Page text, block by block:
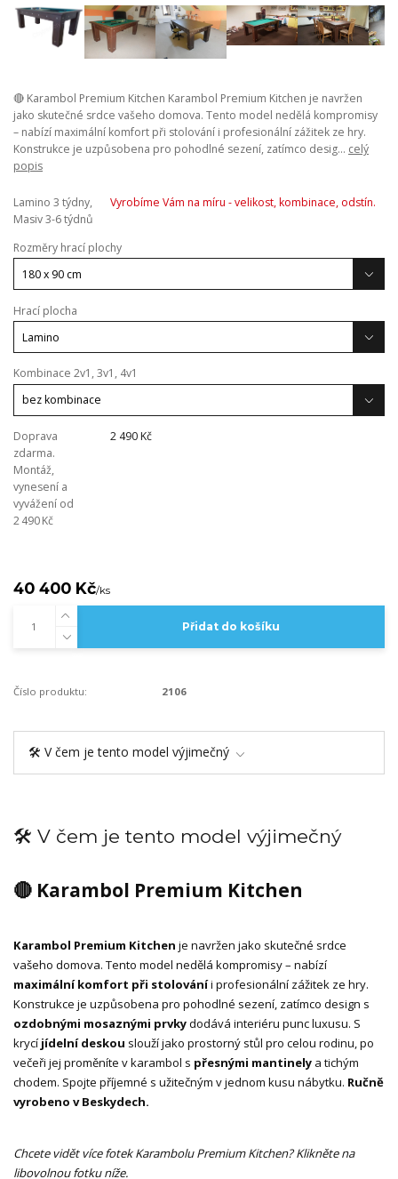
🔴 Karambol Premium Kitchen Karambol Premium Kitchen je navržen
jako skutečné srdce vašeho domova. Tento model nedělá kompromisy
– nabízí maximální komfort při stolování i profesionální zážitek ze hry.
Konstrukce je uzpůsobena pro pohodlné sezení, zatímco desig... celý
popis
Lamino 3 týdny,
Masiv 3-6 týdnů
Vyrobíme Vám na míru - velikost, kombinace, odstín.
Rozměry hrací plochy
Hrací plocha
Kombinace 2v1, 3v1, 4v1
Doprava
zdarma.
Montáž,
vynesení a
vyvážení od
2 490 Kč
2 490 Kč
40 400 Kč/ks
Přidat do košíku
Číslo produktu: 2106
🛠️ V čem je tento model výjimečný
🛠️ V čem je tento model výjimečný
🔴 Karambol Premium Kitchen
Karambol Premium Kitchen je navržen jako skutečné srdce
vašeho domova. Tento model nedělá kompromisy – nabízí
maximální komfort při stolováníi profesionální zážitek ze hry.
Konstrukce je uzpůsobena pro pohodlné sezení, zatímco design s
ozdobnými mosaznými prvkydodává interiéru punc luxusu. S
krycí jídelní deskou slouží jako prostorný stůl pro celou rodinu, po
večeři jej proměníte v karambol s přesnými mantinely a tichým
chodem. Spojte příjemné s užitečným v jednom kusu nábytku. Ručně
vyrobeno v Beskydech.
Chcete vidět více fotek Karambolu Premium Kitchen? Klikněte na
libovolnou fotku níže.